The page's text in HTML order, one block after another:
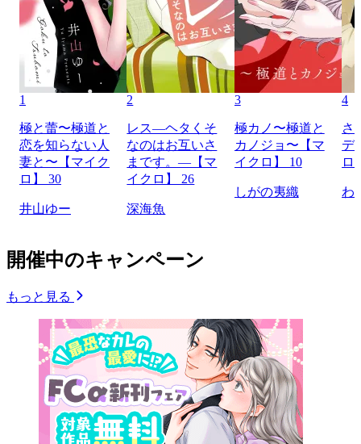
1
極と蕾〜極道と
恋を知らない人
妻と〜【マイク
ロ】 30
井山ゆー
2
レス―ヘタくそ
なのはお互いさ
まです。―【マ
イクロ】 26
深海魚
3
極カノ〜極道と
カノジョ〜【マ
イクロ】 10
しがの夷織
4
さ
デ
ロ
わ
開催中のキャンペーン
もっと見る